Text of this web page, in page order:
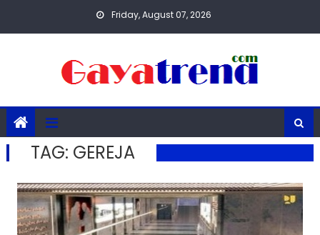
Friday, August 07, 2026
TAG: GEREJA